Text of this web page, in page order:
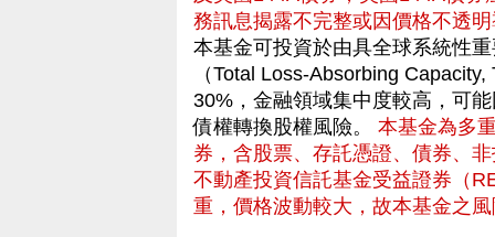
務訊息揭露不完整或因價格不透
本基金可投資於由具全球系統性
（Total Loss-Absorbing
30%，金融領域集中度較高，可
債權轉換股權風險。 本基金為多
券，含股票、存託憑證、債券、
不動產投資信託基金受益證券（
重，價格波動較大，故本基金之